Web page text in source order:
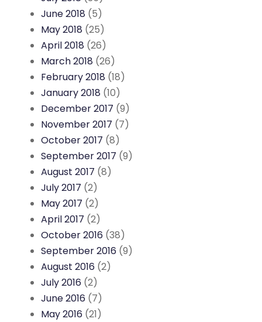
June 2018 (5)
May 2018 (25)
April 2018 (26)
March 2018 (26)
February 2018 (18)
January 2018 (10)
December 2017 (9)
November 2017 (7)
October 2017 (8)
September 2017 (9)
August 2017 (8)
July 2017 (2)
May 2017 (2)
April 2017 (2)
October 2016 (38)
September 2016 (9)
August 2016 (2)
July 2016 (2)
June 2016 (7)
May 2016 (21)